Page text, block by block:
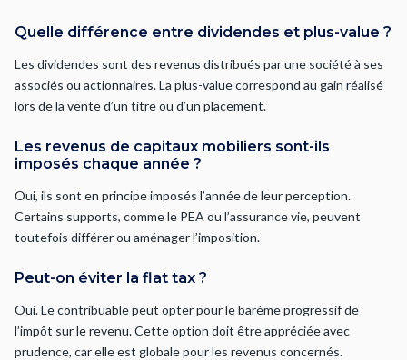
Quelle différence entre dividendes et plus-value ?
Les dividendes sont des revenus distribués par une société à ses
associés ou actionnaires. La plus-value correspond au gain réalisé
lors de la vente d’un titre ou d’un placement.
Les revenus de capitaux mobiliers sont-ils
imposés chaque année ?
Oui, ils sont en principe imposés l’année de leur perception.
Certains supports, comme le PEA ou l’assurance vie, peuvent
toutefois différer ou aménager l’imposition.
Peut-on éviter la flat tax ?
Oui. Le contribuable peut opter pour le barème progressif de
l’impôt sur le revenu. Cette option doit être appréciée avec
prudence, car elle est globale pour les revenus concernés.